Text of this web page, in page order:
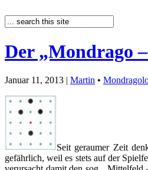
Der „Mondrago
Januar 11, 2013 | Martin •
Seit geraumer Zeit
gefährlich, weil es stets auf der